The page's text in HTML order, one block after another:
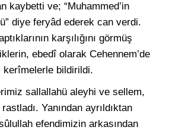
kaybetti ve; “Muhammed’in
diye feryâd ederek can verdi.
karşılığını görmüş
ebedî olarak Cehennem’de
kerîmelerle bildirildi.
sallallahü aleyhi ve sellem,
Yanından ayrıldıktan
efendimizin arkasından